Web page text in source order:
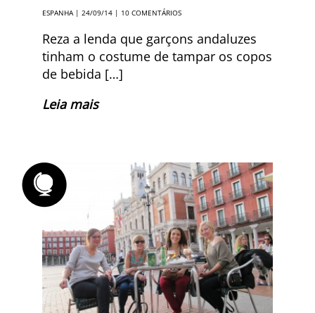
ESPANHA | 24/09/14 | 10 COMENTÁRIOS
Reza a lenda que garçons andaluzes
tinham o costume de tampar os copos
de bebida […]
Leia mais